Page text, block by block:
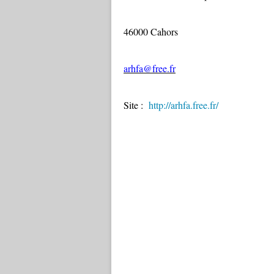
46000 Cahors
arhfa@free.fr
Site : http://arhfa.free.fr/